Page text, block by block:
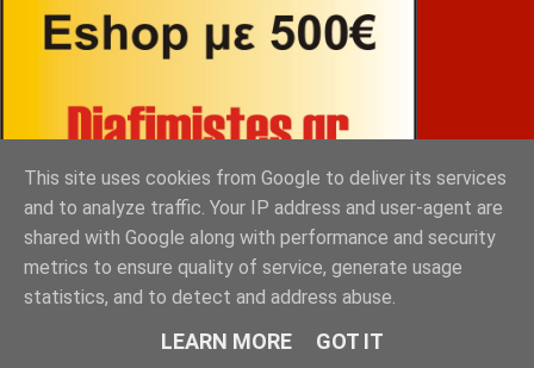
This site uses cookies from Google to deliver its services
and to analyze traffic. Your IP address and user-agent are
shared with Google along with performance and security
metrics to ensure quality of service, generate usage
statistics, and to detect and address abuse.
LEARN MORE GOT IT